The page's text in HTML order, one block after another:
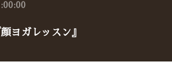
ヨガレッスン』